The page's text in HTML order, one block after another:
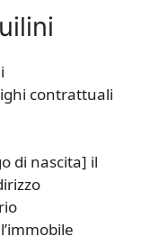
contrattuali
di nascita] il